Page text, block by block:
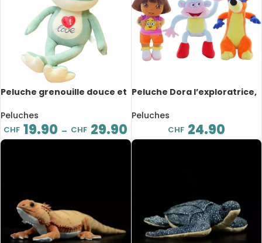
Peluche grenouille douce et
de 35 à 50 cm
Peluches
CHF 19.90 – CHF 29.90
Peluche Dora l’exploratrice,
Peluches
CHF 24.90